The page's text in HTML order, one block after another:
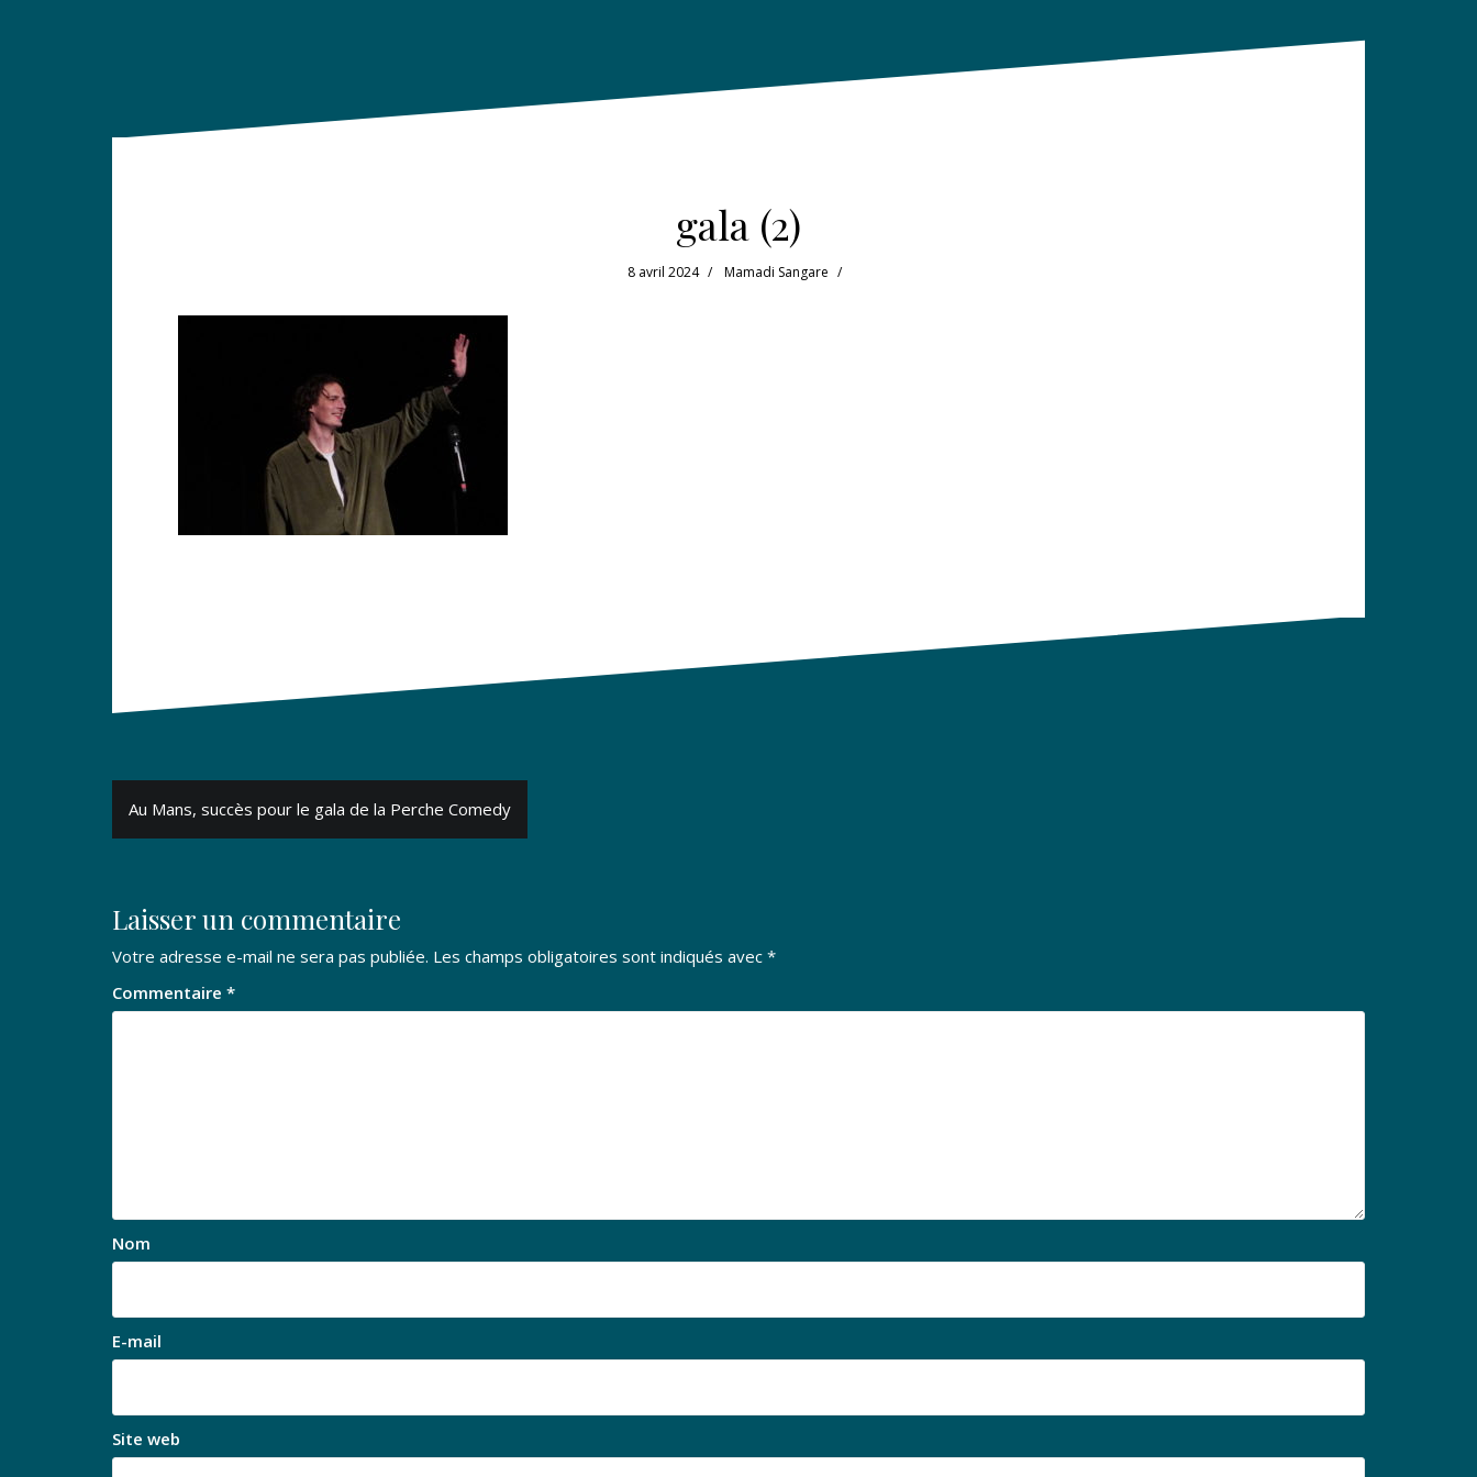
gala (2)
8 avril 2024 Mamadi Sangare
Navigation
de
Au Mans, succès pour le gala de la Perche Comedy
Laisser un commentaire
Votre adresse e-mail ne sera pas publiée. Les champs obligatoires sont indiqués avec *
Commentaire *
Nom
E-mail
Site web